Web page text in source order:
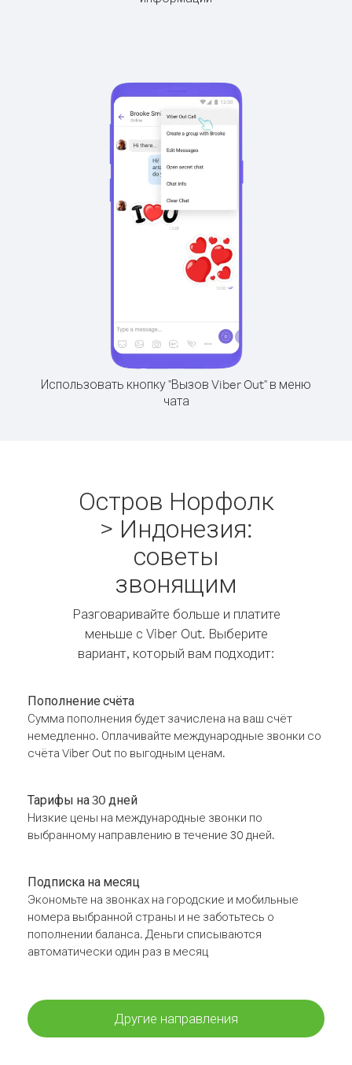
Использовать кнопку "Вызов Viber Out" в меню
чата
Остров Норфолк
> Индонезия:
советы
звонящим
Разговаривайте больше и платите
меньше с Viber Out. Выберите
вариант, который вам подходит:
Пополнение счёта
Сумма пополнения будет зачислена на ваш счёт
немедленно. Оплачивайте международные звонки со
счёта Viber Out по выгодным ценам.
Тарифы на 30 дней
Низкие цены на международные звонки по
выбранному направлению в течение 30 дней.
Подписка на месяц
Экономьте на звонках на городские и мобильные
номера выбранной страны и не заботьтесь о
пополнении баланса. Деньги списываются
автоматически один раз в месяц
Другие направления